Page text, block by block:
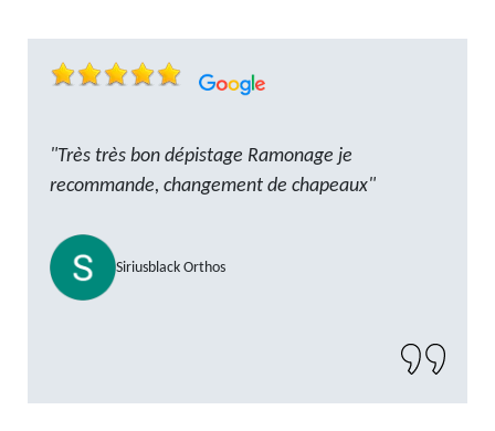
"Très très bon dépistage Ramonage je
recommande, changement de chapeaux"
Siriusblack Orthos